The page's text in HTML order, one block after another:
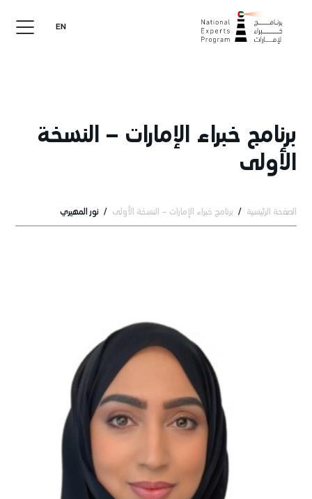
EN
برنامج خبراء الإمارات – النسخة
الأولى
الصفحة الرئيسية برنامج خبراء الإمارات – النسخة الأولى نور المهيري